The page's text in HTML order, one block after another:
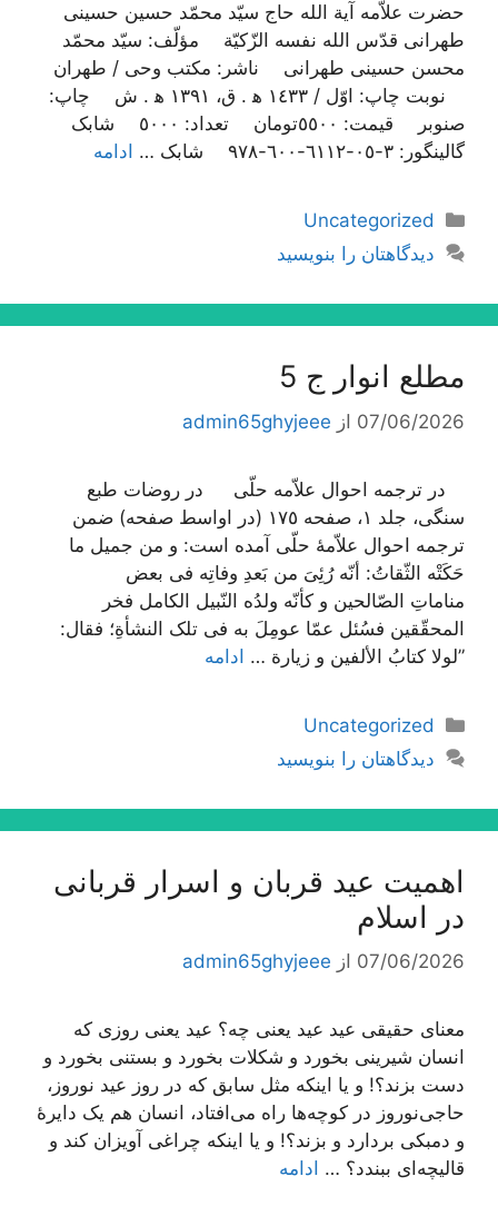
حضرت علاّمه آیة الله حاج سیّد محمّد حسین حسینی
طهرانی قدّس الله نفسه الزّکیّة مؤلّف: سیّد محمّد
محسن حسینی طهرانی ناشر: مکتب وحی / طهران
نوبت چاپ: اوّل / ١٤٣٣ ه‍ . ق، ١٣٩١ ه‍ . ش چاپ:
صنوبر قیمت: ٥٥٠٠تومان تعداد: ٥٠٠٠ شابک
گالینگور: ٣-٠٥-٦١١٢-٦٠٠-٩٧٨ شابک …
ادامه
دسته‌ها
Uncategorized
دیدگاهتان را بنویسید
مطلع انوار ج 5
07/06/2026 از admin65ghyjeee
در ترجمه احوال علاّمه حلّی در روضات طبع
سنگی، جلد ١، صفحه ١٧٥ (در اواسط صفحه) ضمن
ترجمه احوال علاّمۀ حلّی آمده است: و من جمیل ما
حَکَتْه الثّقاتُ: أنّه رُئِیَ من بَعدِ وفاتِه فی بعض
مناماتِ الصّالحین و کأنّه ولدُه النّبیل الکامل فخر
المحقّقین فسُئل عمّا عومِلَ به فی تلک النشأةِ؛ فقال:
”لولا کتابُ الألفین و زیارة … ادامه
دسته‌ها
Uncategorized
دیدگاهتان را بنویسید
اهمیت عید قربان و اسرار قربانی
در اسلام
07/06/2026 از admin65ghyjeee
معنای حقیقی عید عید یعنی چه؟ عید یعنی روزی که
انسان شیرینی بخورد و شکلات بخورد و بستنی بخورد و
دست بزند؟! و یا اینکه مثل سابق که در روز عید نوروز،
حاجی‌نوروز در کوچه‌ها راه می‌افتاد، انسان هم یک دایرۀ
و دمبکی بردارد و بزند؟! و یا اینکه چراغی آویزان کند و
قالیچه‌ای ببندد؟ … ادامه